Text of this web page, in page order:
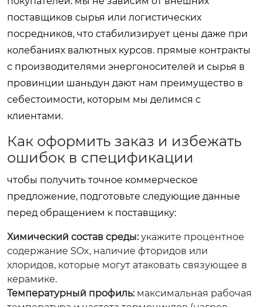
поставщиков сырья или логистических
посредников, что стабилизирует цены даже при
колебаниях валютных курсов. прямые контракты
с производителями энергоносителей и сырья в
провинции шаньдун дают нам преимущество в
себестоимости, которым мы делимся с
клиентами.
Как оформить заказ и избежать
ошибок в спецификации
чтобы получить точное коммерческое
предложение, подготовьте следующие данные
перед обращением к поставщику:
Химический состав среды:укажите процентное
содержание SOx, наличие фторидов или
хлоридов, которые могут атаковать связующее в
керамике.
Температурный профиль:максимальная рабочая